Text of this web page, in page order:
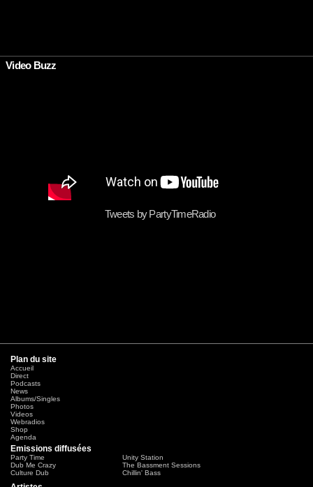
•
Video Buzz
Tweets by PartyTimeRadio
Plan du site
Accueil
Direct
Podcasts
News
Albums/Singles
Photos
Videos
Webradios
Shop
Agenda
Emissions diffusées
Party Time
Unity Station
Dub Me Crazy
The Bassment Sessions
Culture Dub
Chillin' Bass